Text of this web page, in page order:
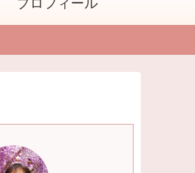
プロフィール